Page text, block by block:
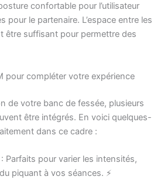
confortable pour l’utilisateur
pour le partenaire. L’espace entre les
être suffisant pour permettre des
pour compléter votre expérience
de votre banc de fessée, plusieurs
être intégrés. En voici quelques-
dans ce cadre :
: Parfaits pour varier les intensités,
piquant à vos séances. ⚡